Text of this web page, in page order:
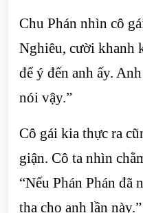
Chu Phán nhìn cô
Nghiêu, cười khanh
để ý đến anh ấy.
nói vậy.”
Cô gái kia thực ra
giận. Cô ta nhìn
“Nếu Phán Phán đã
tha cho anh lần này.”